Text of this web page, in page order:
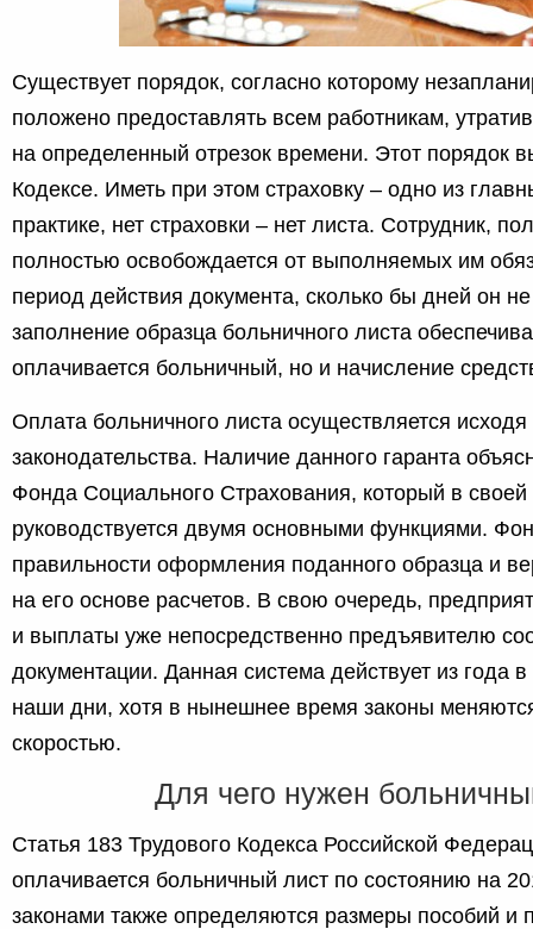
Существует порядок, согласно которому
положено предоставлять всем работникам,
на определенный отрезок времени. Этот порядок
Кодексе. Иметь при этом страховку – одно из
практике, нет страховки – нет листа. Сотрудник,
полностью освобождается от выполняемых им
период действия документа, сколько бы дней он
заполнение образца больничного листа
оплачивается больничный, но и начисление
Оплата больничного листа осуществляется
законодательства. Наличие данного гаранта
Фонда Социального Страхования, который в своей
руководствуется двумя основными функциями.
правильности оформления поданного образца и
на его основе расчетов. В свою очередь,
и выплаты уже непосредственно предъявителю
документации. Данная система действует из года
наши дни, хотя в нынешнее время законы
скоростью.
Для чего нужен
Статья 183 Трудового Кодекса Российской
оплачивается больничный лист по состоянию на
законами также определяются размеры пособий и